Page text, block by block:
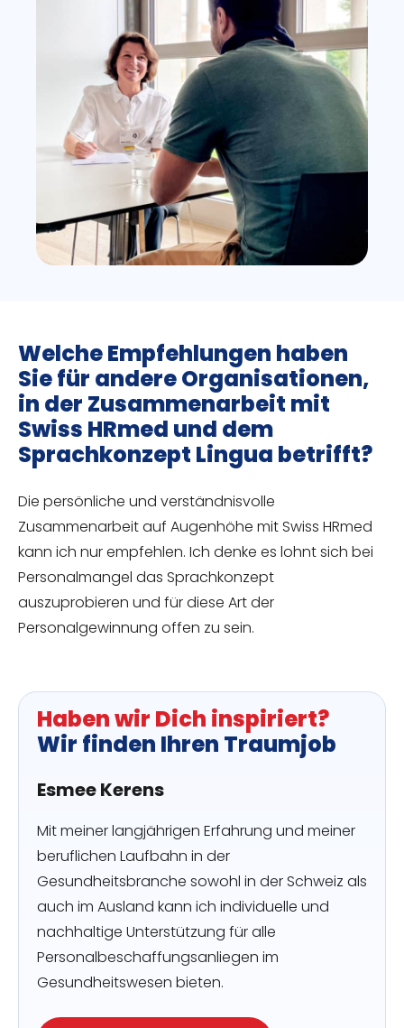
Welche Empfehlungen haben
Sie für andere Organisationen,
in der Zusammenarbeit mit
Swiss HRmed und dem
Sprachkonzept Lingua betrifft?
Die persönliche und verständnisvolle
Zusammenarbeit auf Augenhöhe mit Swiss HRmed
kann ich nur empfehlen. Ich denke es lohnt sich bei
Personalmangel das Sprachkonzept
auszuprobieren und für diese Art der
Personalgewinnung offen zu sein.
Haben wir Dich inspiriert?
Wir finden Ihren Traumjob
Esmee Kerens
Mit meiner langjährigen Erfahrung und meiner
beruflichen Laufbahn in der
Gesundheitsbranche sowohl in der Schweiz als
auch im Ausland kann ich individuelle und
nachhaltige Unterstützung für alle
Personalbeschaffungsanliegen im
Gesundheitswesen bieten.